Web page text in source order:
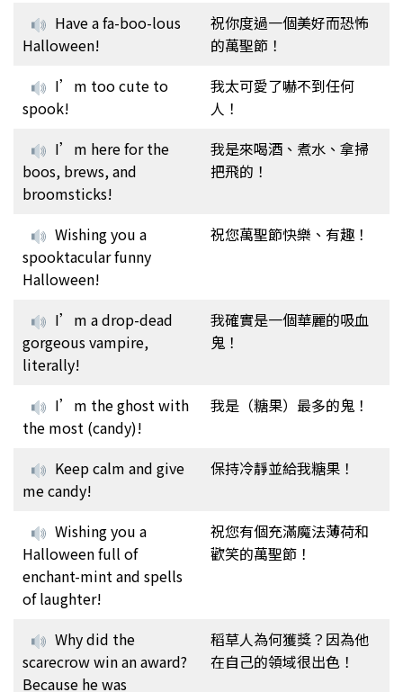
Have a fa-boo-lous
Halloween!
祝你度過一個美好而恐怖
的萬聖節！
I’m too cute to
spook!
我太可愛了嚇不到任何
人！
I’m here for the
boos, brews, and
broomsticks!
我是來喝酒、煮水、拿掃
把飛的！
Wishing you a
spooktacular funny
Halloween!
祝您萬聖節快樂、有趣！
I’m a drop-dead
gorgeous vampire,
literally!
我確實是一個華麗的吸血
鬼！
I’m the ghost with
the most (candy)!
我是（糖果）最多的鬼！
Keep calm and give
me candy!
保持冷靜並給我糖果！
Wishing you a
Halloween full of
enchant-mint and spells
of laughter!
祝您有個充滿魔法薄荷和
歡笑的萬聖節！
Why did the
scarecrow win an award?
Because he was
稻草人為何獲獎？因為他
在自己的領域很出色！